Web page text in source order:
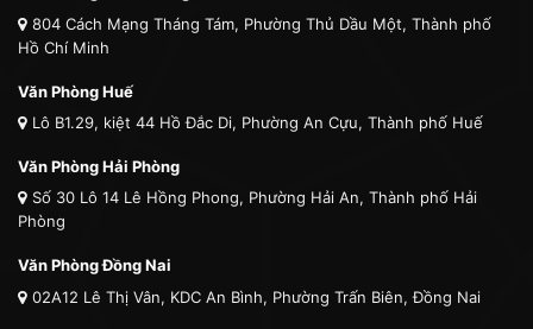
804 Cách Mạng Tháng Tám, Phường Thủ Dầu Một, Thành phố
Hồ Chí Minh
Văn Phòng Huế
Lô B1.29, kiệt 44 Hồ Đắc Di, Phường An Cựu, Thành phố Huế
Văn Phòng Hải Phòng
Số 30 Lô 14 Lê Hồng Phong, Phường Hải An, Thành phố Hải
Phòng
Văn Phòng Đồng Nai
02A12 Lê Thị Vân, KDC An Bình, Phường Trấn Biên, Đồng Nai